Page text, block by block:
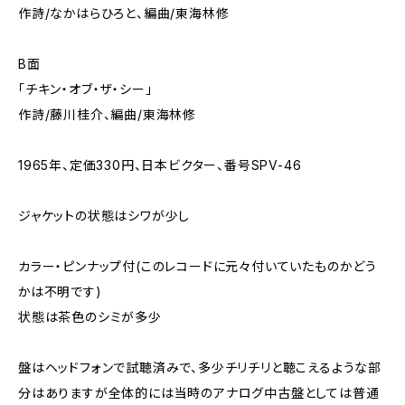
作詩/なかはらひろと、編曲/東海林修
B面
「チキン・オブ・ザ・シー」
作詩/藤川桂介、編曲/東海林修
1965年、定価330円、日本ビクター、番号SPV-46
ジャケットの状態はシワが少し
カラー・ピンナップ付(このレコードに元々付いていたものかどう
かは不明です)
状態は茶色のシミが多少
盤はヘッドフォンで試聴済みで、多少チリチリと聴こえるような部
分はありますが全体的には当時のアナログ中古盤としては普通